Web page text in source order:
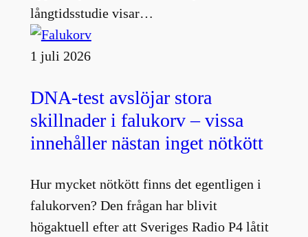
långtidsstudie visar…
1 juli 2026
DNA-test avslöjar stora
skillnader i falukorv – vissa
innehåller nästan inget nötkött
Hur mycket nötkött finns det egentligen i
falukorven? Den frågan har blivit
högaktuell efter att Sveriges Radio P4 låtit